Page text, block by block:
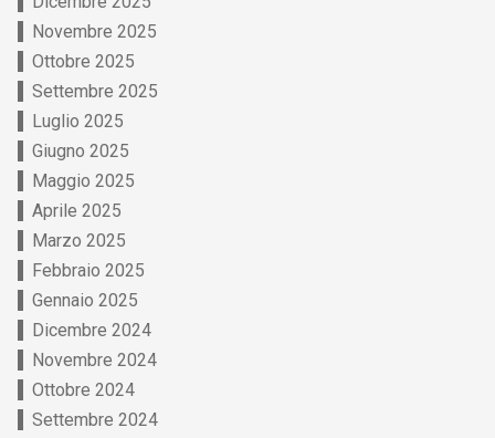
Novembre 2025
Ottobre 2025
Settembre 2025
Luglio 2025
Giugno 2025
Maggio 2025
Aprile 2025
Marzo 2025
Febbraio 2025
Gennaio 2025
Dicembre 2024
Novembre 2024
Ottobre 2024
Settembre 2024